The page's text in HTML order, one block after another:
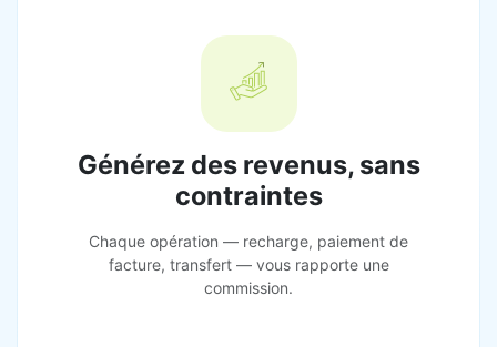
Générez des revenus, sans
contraintes
Chaque opération — recharge, paiement de
facture, transfert — vous rapporte une
commission.